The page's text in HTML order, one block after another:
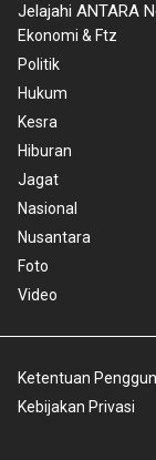
Jelajahi ANTARA
Ekonomi & Ftz
Politik
Hukum
Kesra
Hiburan
Jagat
Nasional
Nusantara
Foto
Video
Ketentuan
Kebijakan Privasi